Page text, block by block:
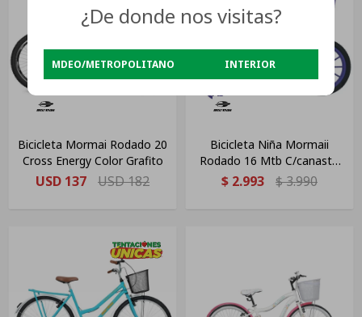
Bicicleta Mormai Rodado 20
Cross Energy Color Grafito
USD 137 USD182
Bicicleta Niña Mormaii
Rodado 16 Mtb C/canasto
Lila
$ 2.993 $3.990
¿De donde nos visitas?
MDEO/METROPOLITANO INTERIOR